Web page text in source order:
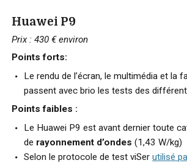
Huawei P9
Prix : 430 €environ
Points forts:
Le rendu de l’écran, le multimédia et la
passent avec brio les tests des
Points faibles :
Le Huawei P9 est avant dernier toute
de rayonnement d’ondes (1,43 W/kg)
Selon le protocole de test viSerutilisé